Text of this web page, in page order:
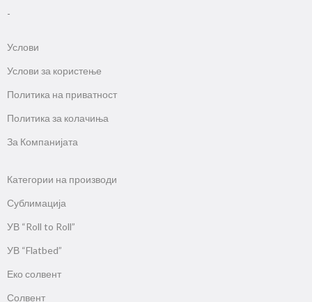
-
Услови
Услови за користење
Политика на приватност
Политика за колачиња
За Компанијата
Категории на производи
Сублимација
УВ “Roll to Roll”
УВ “Flatbed”
Еко солвент
Солвент